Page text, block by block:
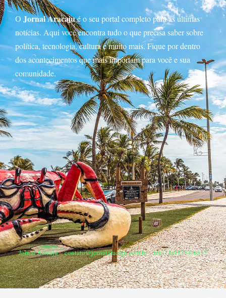
O Jornal Aracajué o seu portal completo para as últimas
notícias. Aqui você encontra tudo o que precisa saber sobre
política, tecnologia, cultura e muito mais. Fique por dentro
dos acontecimentos que mais importam para você e sua
comunidade.
Jornal Aracaju –contato@jornalaracaju.com.br– tel.(11)91754-6532